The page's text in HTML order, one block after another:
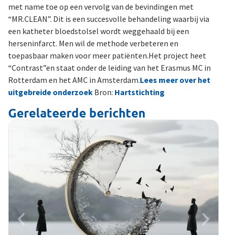
met name toe op een vervolg van de bevindingen met
“MR.CLEAN”. Dit is een succesvolle behandeling waarbij via
een katheter bloedstolsel wordt weggehaald bij een
herseninfarct. Men wil de methode verbeteren en
toepasbaar maken voor meer patiënten.Het project heet
“Contrast”en staat onder de leiding van het Erasmus MC in
Rotterdam en het AMC in Amsterdam.Lees meer over het
uitgebreide onderzoek Bron: Hartstichting
Gerelateerde berichten